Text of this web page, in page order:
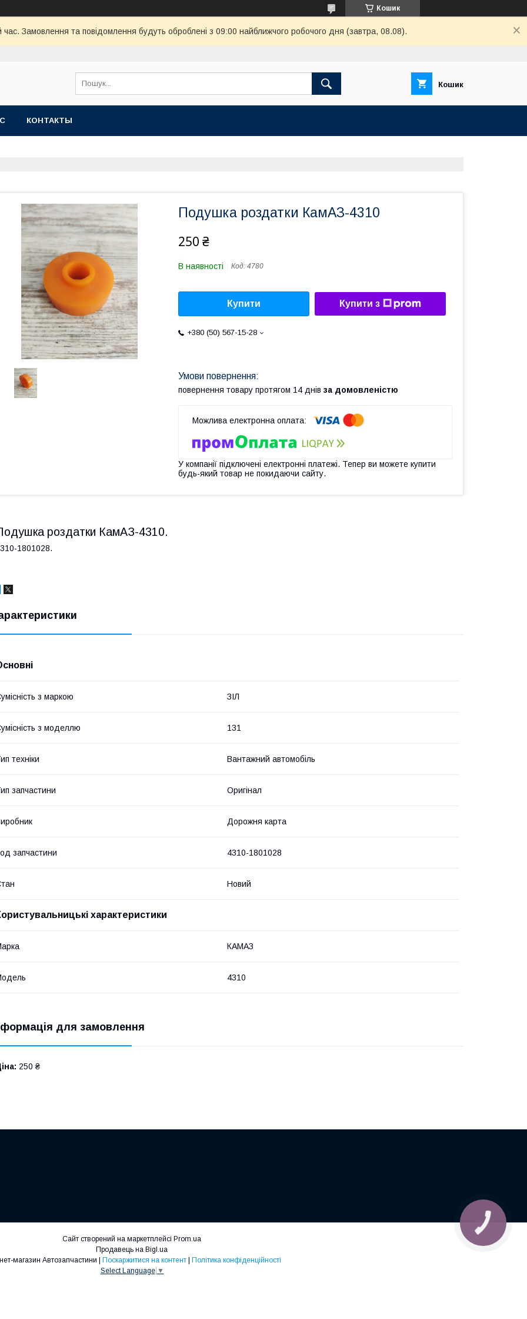
Кошик
час. Замовлення та повідомлення будуть оброблені з 09:00 найближчого робочого дня (завтра, 08.08).
Кошик
КОНТАКТЫ
Подушка роздатки КамАЗ-4310
250 ₴
В наявності Код: 4780
Купити Купити з
+380 (50) 567-15-28
повернення товару протягом 14 днів за домовленістю
У компанії підключені електронні платежі. Тепер ви можете купити
будь-який товар не покидаючи сайту.
роздатки КамАЗ-4310.
1801028.
з маркою ЗІЛ
з моделлю 131
техніки Вантажний автомобіль
запчастини Оригінал
Дорожня карта
запчастини 4310-1801028
Новий
характеристики
КАМАЗ
4310
для замовлення
250 ₴
Сайт створений на маркетплейсі Prom.ua
Продавець на Bigl.ua
Інтернет-магазин Автозапчастини | Поскаржитися на контент | Політика конфіденційності
Select Language ▼
КНОПКА
ЗВ'ЯЗКУ